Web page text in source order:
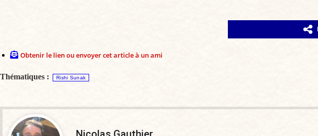
Obtenir le lien ou envoyer cet article à un ami
Thématiques : Rishi Sunak